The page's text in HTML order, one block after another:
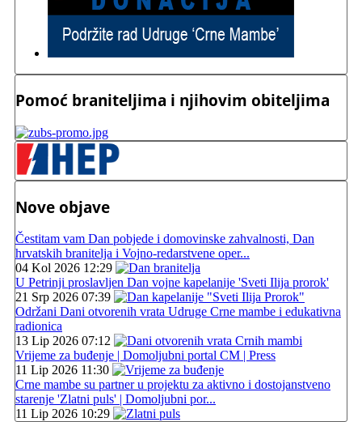
Pomoć braniteljima i njihovim obiteljima
Nove objave
Čestitam vam Dan pobjede i domovinske zahvalnosti, Dan
hrvatskih branitelja i Vojno-redarstvene oper...
04 Kol 2026 12:29
U Petrinji proslavljen Dan vojne kapelanije 'Sveti Ilija prorok'
21 Srp 2026 07:39
Održani Dani otvorenih vrata Udruge Crne mambe i edukativna
radionica
13 Lip 2026 07:12
Vrijeme za buđenje | Domoljubni portal CM | Press
11 Lip 2026 11:30
Crne mambe su partner u projektu za aktivno i dostojanstveno
starenje 'Zlatni puls' | Domoljubni por...
11 Lip 2026 10:29